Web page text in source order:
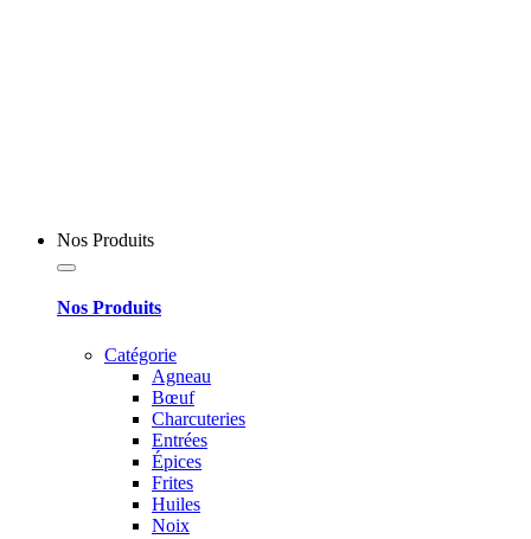
Nos Produits
Nos Produits
Catégorie
Agneau
Bœuf
Charcuteries
Entrées
Épices
Frites
Huiles
Noix